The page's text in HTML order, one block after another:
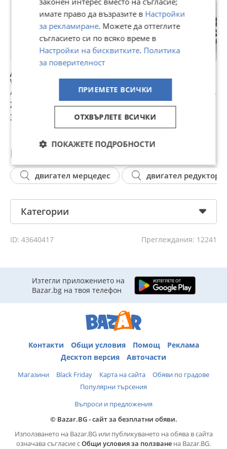
Двигател от
Volkswagen Passat
/ Пасат 1.9 TDI 110
к.с. AFN 2000г. на
части
200 €
391,17 лв
компютър за
двигател от
Hyundai I20 1.1
двигател D3FA
204,52 €
400,01 лв
Фолксваген Пасат
6 Lqv zavivasht far
Vw Passat B6
200 €
391,17 лв
Популярни търсения
двигател мерцедес двигател редуктор
Категории
ID: 43640417 Преглеждания: 12241
Изтегли приложението на
Bazar.bg на твоя телефон
Контакти Общи условия Помощ
Реклама
Десктоп версия
Авточасти
Магазини Black Friday Карта на сайта
Обяви по градове
Популярни търсения
Въпроси и предложения
© Bazar.BG - сайт за безплатни обяви.
Използването на Bazar.BG или публикуването на обява в сайта
означава съгласие сОбщи условия за ползване на Bazar.BG.
имате право да възразите в Настройки
за рекламиране. Можете да оттеглите
съгласието си по всяко време в
Настройки на бисквитките. Политика
за поверителност
ПРИЕМЕТЕ ВСИЧКИ
ОТХВЪРЛЕТЕ ВСИЧКИ
ПОКАЖЕТЕ ПОДРОБНОСТИ